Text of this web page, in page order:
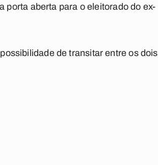
porta aberta para o eleitorado do ex-
de transitar entre os dois